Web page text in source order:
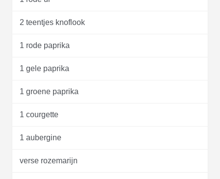
2 teentjes knoflook
1 rode paprika
1 gele paprika
1 groene paprika
1 courgette
1 aubergine
verse rozemarijn